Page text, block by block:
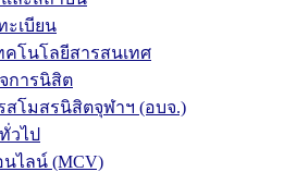
ะเบียน
คโนโลยีสารสนเทศ
การนิสิต
สโมสรนิสิตจุฬาฯ (อบจ.)
วไป
ไลน์ (MCV)